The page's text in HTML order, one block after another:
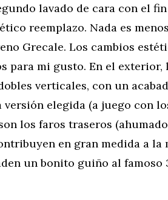
lavado de cara con el
reemplazo. Nada es
Grecale. Los cambios
para mi gusto. En el
verticales, con un
versión elegida (a juego con
los faros traseros
en gran medida a
un bonito guiño al famoso